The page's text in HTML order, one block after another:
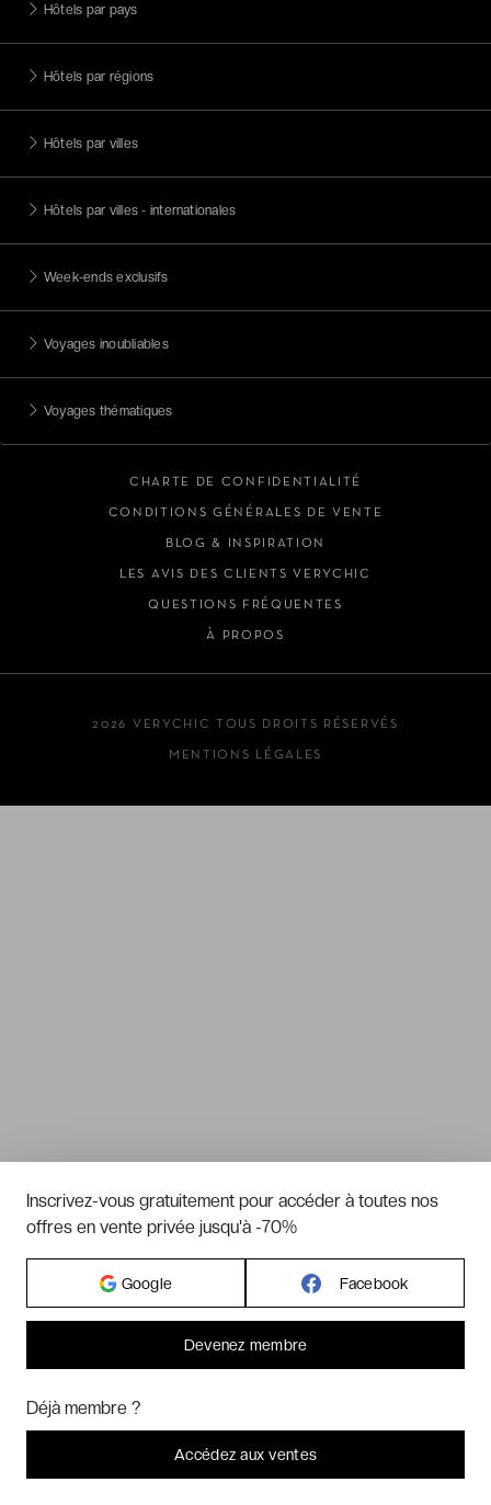
Hôtels par pays
Hôtels par régions
Hôtels par villes
Hôtels par villes - internationales
Week-ends exclusifs
Voyages inoubliables
Voyages thématiques
CHARTE DE CONFIDENTIALITÉ
CONDITIONS GÉNÉRALES DE VENTE
BLOG & INSPIRATION
LES AVIS DES CLIENTS VERYCHIC
QUESTIONS FRÉQUENTES
À PROPOS
2026 VERYCHIC TOUS DROITS RÉSERVÉS
MENTIONS LÉGALES
Inscrivez-vous gratuitement pour accéder à toutes nos
offres en vente privée jusqu'à -70%
Google Facebook
Devenez membre
Déjà membre ?
Accédez aux ventes
Marketing? Vous pouvez toujours modifier ou retirer votre
Je refuse C'est bon.